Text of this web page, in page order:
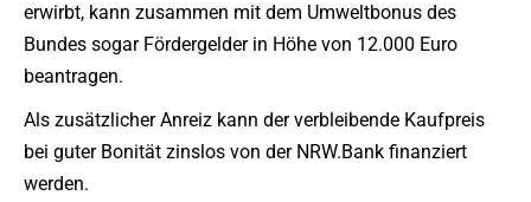
erwirbt, kann zusammen mit dem Umweltbonus des
Bundes sogar Fördergelder in Höhe von 12.000 Euro
beantragen.
Als zusätzlicher Anreiz kann der verbleibende Kaufpreis
bei guter Bonität zinslos von der NRW.Bank finanziert
werden.